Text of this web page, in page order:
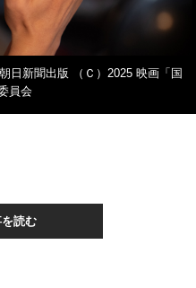
日新聞出版 （Ｃ）2025 映画「国
員会
読む